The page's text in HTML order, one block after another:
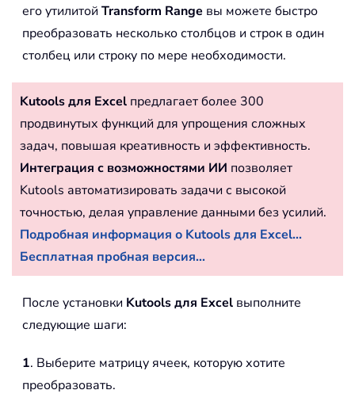
его утилитой Transform Range вы можете быстро
преобразовать несколько столбцов и строк в один
столбец или строку по мере необходимости.
Kutools для Excel предлагает более 300
продвинутых функций для упрощения сложных
задач, повышая креативность и эффективность.
Интеграция с возможностями ИИ позволяет
Kutools автоматизировать задачи с высокой
точностью, делая управление данными без усилий.
Подробная информация о Kutools для Excel...
Бесплатная пробная версия...
После установки Kutools для Excel выполните
следующие шаги:
1. Выберите матрицу ячеек, которую хотите
преобразовать.